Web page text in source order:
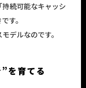
続可能なキャッシ
す。
デルなのです。
を育てる